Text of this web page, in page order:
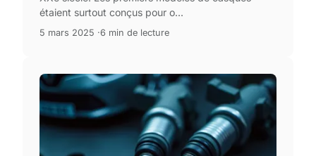
étaient surtout conçus pour o...
5 mars 2025 6 min de lecture